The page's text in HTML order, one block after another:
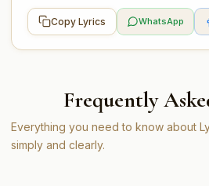
Copy Lyrics WhatsApp
Frequently
Everything you need to know about
simply and clearly.